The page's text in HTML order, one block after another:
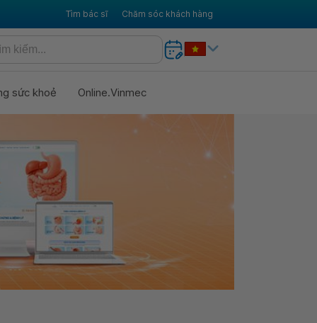
Tìm bác sĩ Chăm sóc khách hàng
sức khoẻ Online.Vinmec